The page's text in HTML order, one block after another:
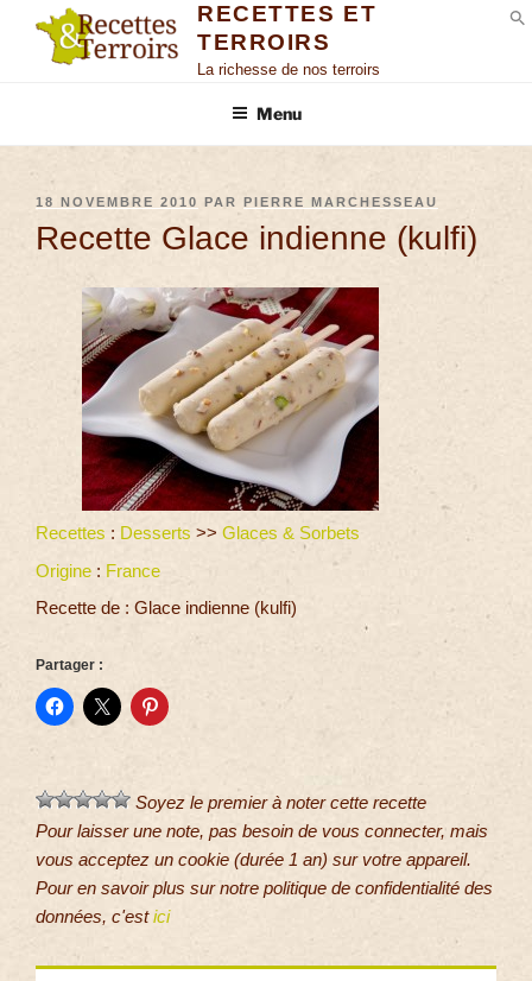
RECETTES ET
TERROIRS
La richesse de nos terroirs
Menu
18 NOVEMBRE 2010 PAR PIERRE MARCHESSEAU
Recette Glace indienne (kulfi)
Recettes : Desserts >> Glaces & Sorbets
Origine : France
Recette de : Glace indienne (kulfi)
Partager :
Soyez le premier à noter cette recette
Pour laisser une note, pas besoin de vous connecter, mais
vous acceptez un cookie (durée 1 an) sur votre appareil.
Pour en savoir plus sur notre politique de confidentialité des
données, c'estici